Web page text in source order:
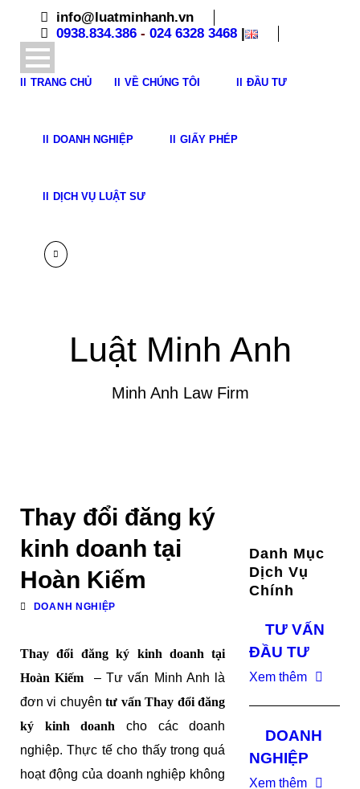
info@luatminhanh.vn
0938.834.386 - 024 6328 3468 |
TRANG CHỦ VỀ CHÚNG TÔI ĐẦU TƯ
DOANH NGHIỆP GIẤY PHÉP
DỊCH VỤ LUẬT SƯ
Luật Minh Anh
Minh Anh Law Firm
Thay đổi đăng ký
kinh doanh tại
Hoàn Kiếm
DOANH NGHIỆP
Thay đổi đăng ký kinh doanh tại
Hoàn Kiếm – Tư vấn Minh Anh là
đơn vi chuyêntư vấn Thay đổi đăng
ký kinh doanh cho các doanh
nghiệp. Thực tế cho thấy trong quá
hoạt động của doanh nghiệp không
Danh Mục
Dịch Vụ
Chính
TƯ VẤN
ĐẦU TƯ
Xem thêm
DOANH
NGHIỆP
Xem thêm